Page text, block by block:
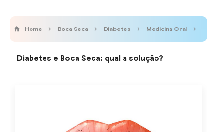
Home Boca Seca Diabetes Medicina Oral
Diabetes e Boca Seca: qual a solução?